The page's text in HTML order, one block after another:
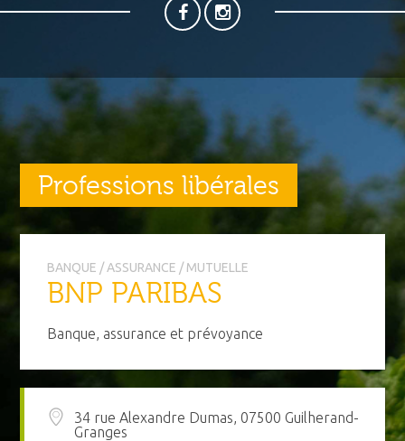
Professions libérales
BANQUE / ASSURANCE / MUTUELLE
BNP PARIBAS
Banque, assurance et prévoyance
34 rue Alexandre Dumas, 07500 Guilherand-
Granges